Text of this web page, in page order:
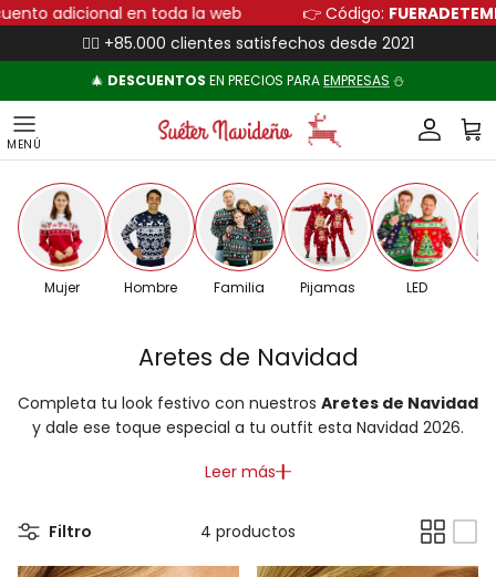
Ir al contenidoadicional en toda la web 👉 Código:
👍🏻 +85.000 clientes satisfechos desde 2021
🎄 DESCUENTOS EN PRECIOS PARAEMPRESAS ⛄
Cuenta
Mujer Hombre Familia Pijamas LED
Aretes de Navidad
Completa tu look festivo con nuestros Aretes de Navidad
y dale ese toque especial a tu outfit esta Navidad 2026.
Leer más
Filtro 4 productos